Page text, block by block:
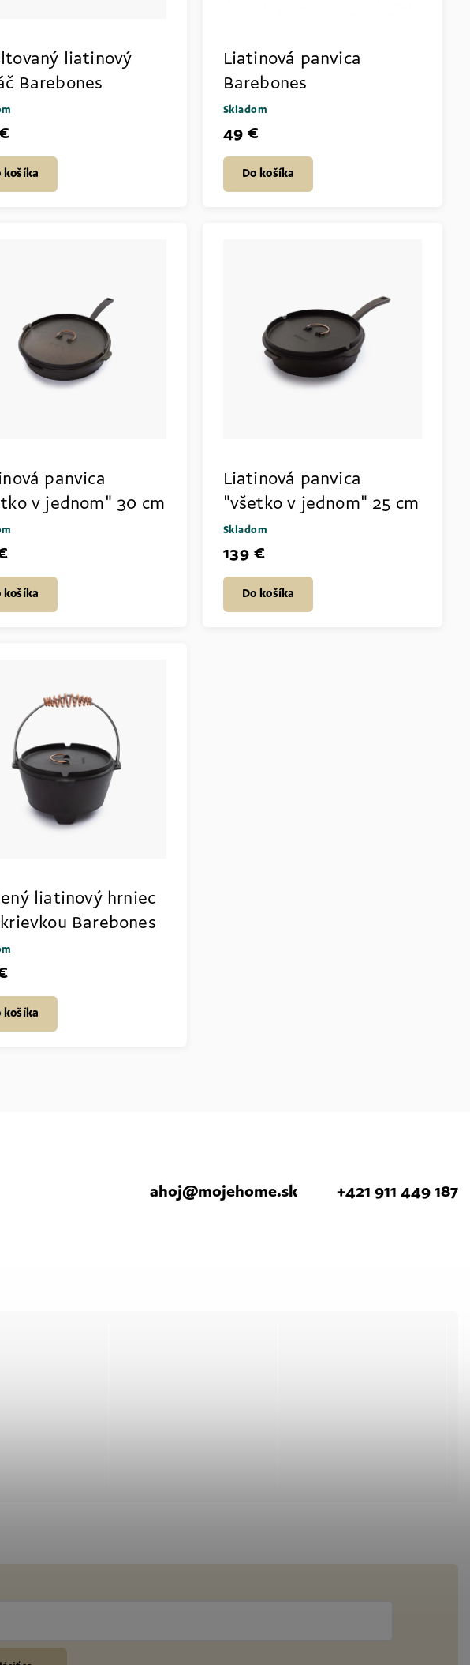
liatinový
Barebones
košíka
Liatinová panvica
Barebones
Skladom
49 €
Do košíka
panvica
v jednom" 30 cm
košíka
Liatinová panvica
"všetko v jednom" 25 cm
Skladom
139 €
Do košíka
liatinový hrniec
Barebones
košíka
ahoj@mojehome.sk +421 911 449 187